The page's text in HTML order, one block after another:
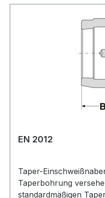
der Welle befestigt.
Warenursprung: VRC
00
EN 2012
Taper-
Taperbohrung
standardmäßigen